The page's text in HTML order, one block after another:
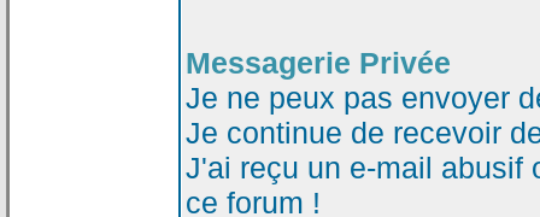
Messagerie Privée
Je ne peux pas envoyer
Je continue de recevoir
J'ai reçu un e-mail abusif
ce forum !